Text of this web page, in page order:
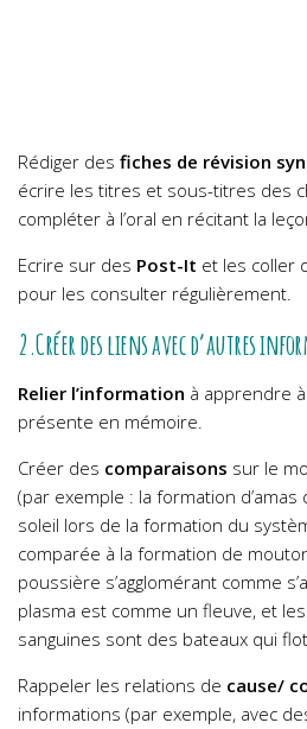
Rédiger des fiches de révision
écrire les titres et sous-titres des
compléter à l’oral en récitant la
Ecrire sur des Post-It et les coller
pour les consulter régulièrement.
2.Créer des liens avec d’autres
Relier l’information à apprendre
présente en mémoire.
Créer des comparaisons sur le
(par exemple : la formation
soleil lors de la formation du
comparée à la formation de
poussière s’agglomérant comme
plasma est comme un fleuve, et
sanguines sont des bateaux qui
Rappeler les relations de cause/
informations (par exemple, avec